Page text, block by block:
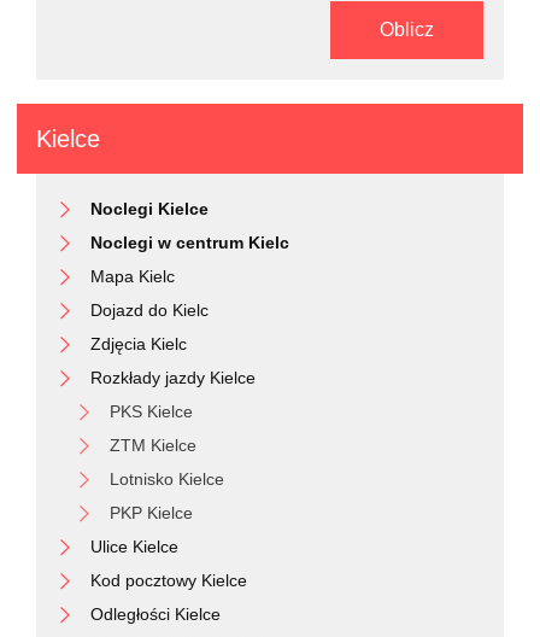
Oblicz
Kielce
Noclegi Kielce
Noclegi w centrum Kielc
Mapa Kielc
Dojazd do Kielc
Zdjęcia Kielc
Rozkłady jazdy Kielce
PKS Kielce
ZTM Kielce
Lotnisko Kielce
PKP Kielce
Ulice Kielce
Kod pocztowy Kielce
Odległości Kielce